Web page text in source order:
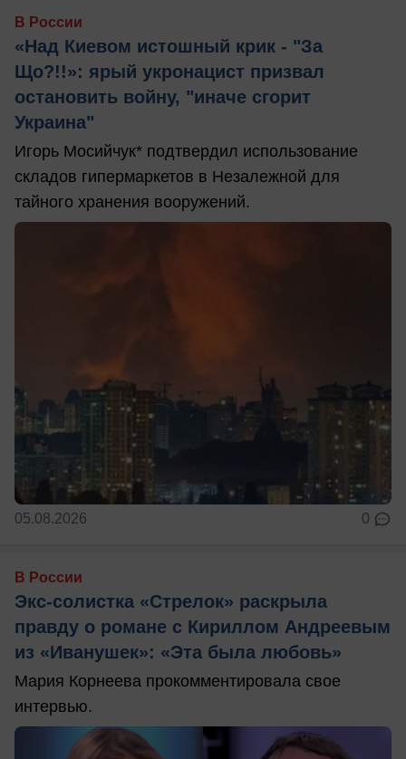
В России
«Над Киевом истошный крик - "За
Що?!!»: ярый укронацист призвал
остановить войну, "иначе сгорит
Украина"
Игорь Мосийчук* подтвердил использование
складов гипермаркетов в Незалежной для
тайного хранения вооружений.
05.08.2026 0
В России
Экс-солистка «Стрелок» раскрыла
правду о романе с Кириллом Андреевым
из «Иванушек»: «Эта была любовь»
Мария Корнеева прокомментировала свое
интервью.